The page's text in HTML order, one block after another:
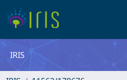
IRIS